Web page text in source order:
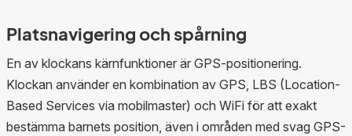
Platsnavigering och spårning
En av klockans kärnfunktioner är GPS-positionering.
Klockan använder en kombination av GPS, LBS (Location-
Based Services via mobilmaster) och WiFi för att exakt
bestämma barnets position, även i områden med svag GPS-